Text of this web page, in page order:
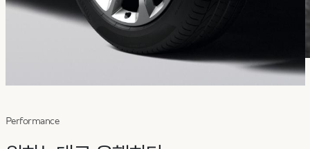
Performance